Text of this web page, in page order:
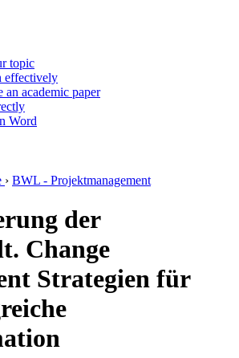
topic
effectively
academic paper
Word
› BWL - Projektmanagement
der
Change
Strategien für